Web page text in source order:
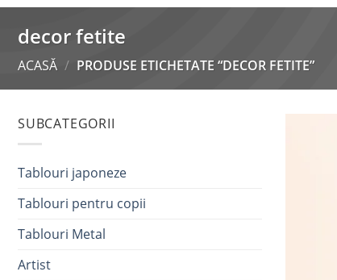
decor fetite
ACASĂ / PRODUSE ETICHETATE “DECOR FETITE”
SUBCATEGORII
Tablouri japoneze
Tablouri pentru copii
Tablouri Metal
Artist